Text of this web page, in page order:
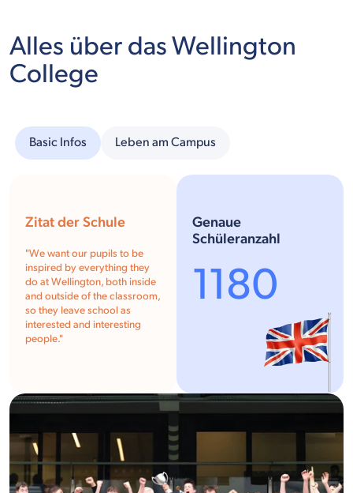
Alles über das Wellington
College
Basic Infos Leben am Campus
Zitat der Schule
"We want our pupils to be
inspired by everything they
do at Wellington, both inside
and outside of the classroom,
so they leave school as
interested and interesting
people."
Genaue
Schüleranzahl
1180